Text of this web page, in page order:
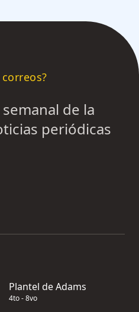
de la
periódicas
Plantel de Adams
4to - 8vo